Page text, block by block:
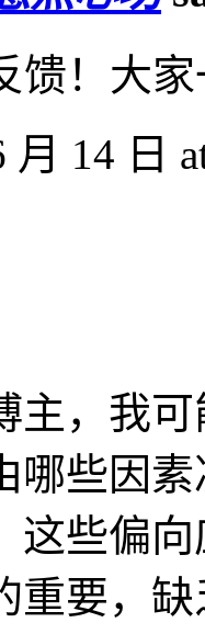
馈！大
月 14 日
主，我
哪些因
这些偏
重要，